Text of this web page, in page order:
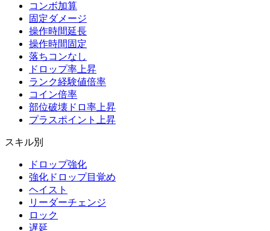
コンボ加算
固定ダメージ
操作時間延長
操作時間固定
落ちコンなし
ドロップ率上昇
ランク経験値倍率
コイン倍率
部位破壊ドロ率上昇
プラスポイント上昇
スキル別
ドロップ強化
強化ドロップ目覚め
ヘイスト
リーダーチェンジ
ロック
遅延